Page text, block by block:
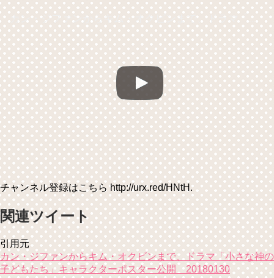
カン・ジファンからキム・オクビンまで、ドラマ「小さな神の子どもたち」キャラクターポスター公開 20180130
チャンネル登録はこちら http://urx.red/HNtH.
関連ツイート
引用元
カン・ジファンからキム・オクビンまで、ドラマ「小さな神の
子どもたち」キャラクターポスター公開 20180130